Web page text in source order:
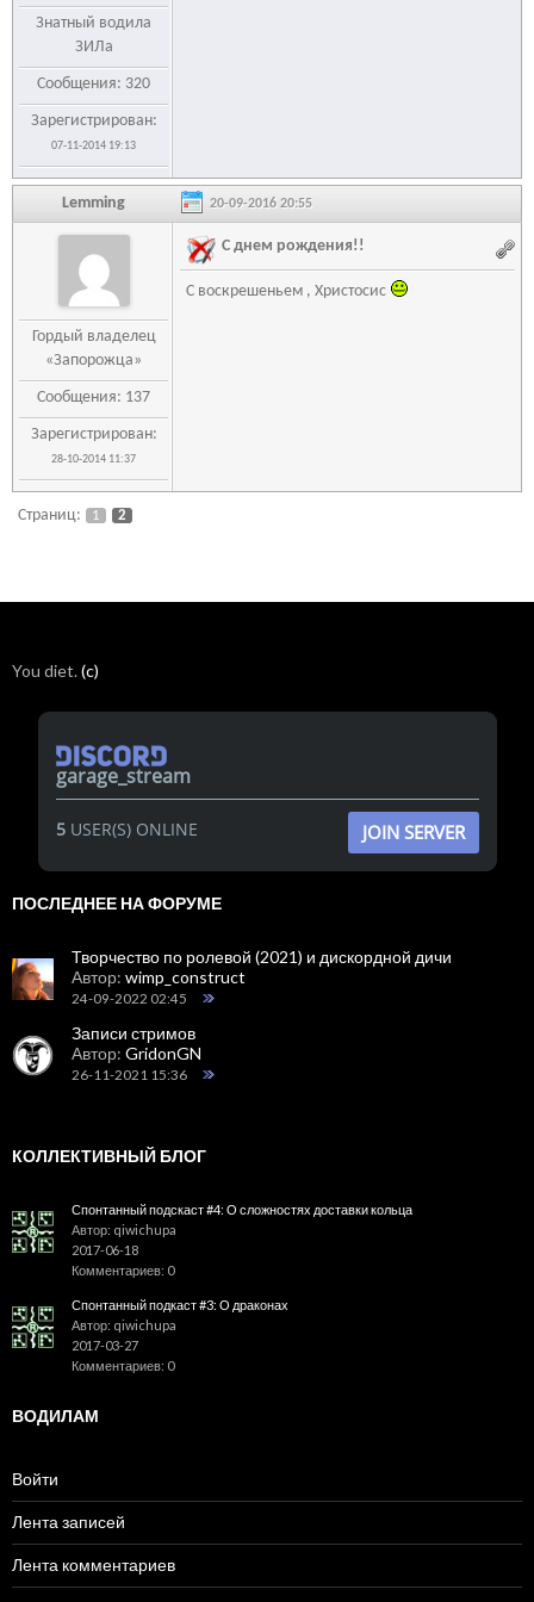
Знатный водила
ЗИЛа
Сообщения: 320
Зарегистрирован:
07-11-2014 19:13
Lemming 20-09-2016 20:55
Гордый владелец
«Запорожца»
Сообщения: 137
Зарегистрирован:
28-10-2014 11:37
С днем рождения!!
С воскрешеньем , Христосис
Страниц: 1 2
You diet.(c)
garage_stream
5USER(S) ONLINE JOIN SERVER
ПОСЛЕДНЕЕ НА ФОРУМЕ
Творчество по ролевой (2021) и дискордной дичи
Автор: wimp_construct
24-09-2022 02:45
Записи стримов
Автор: GridonGN
26-11-2021 15:36
КОЛЛЕКТИВНЫЙ БЛОГ
Спонтанный подскаст #4: О сложностях доставки кольца
Автор: qiwichupa
2017-06-18
Комментариев: 0
Спонтанный подкаст #3: О драконах
Автор: qiwichupa
2017-03-27
Комментариев: 0
ВОДИЛАМ
Войти
Лента записей
Лента комментариев